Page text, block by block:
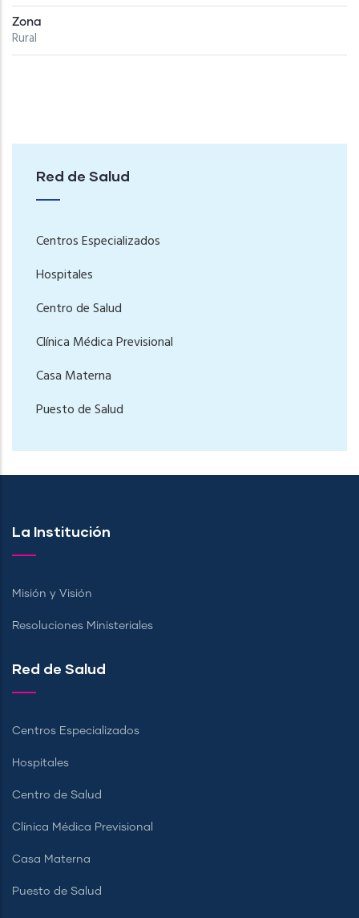
Zona
Rural
Red de Salud
Centros Especializados
Hospitales
Centro de Salud
Clínica Médica Previsional
Casa Materna
Puesto de Salud
La Institución
Misión y Visión
Resoluciones Ministeriales
Red de Salud
Centros Especializados
Hospitales
Centro de Salud
Clínica Médica Previsional
Casa Materna
Puesto de Salud